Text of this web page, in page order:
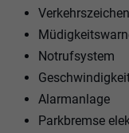
Notrufsystem
Alarmanlage
Parkbremse